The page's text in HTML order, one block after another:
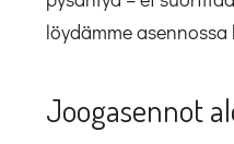
löydämme
Joogasennot